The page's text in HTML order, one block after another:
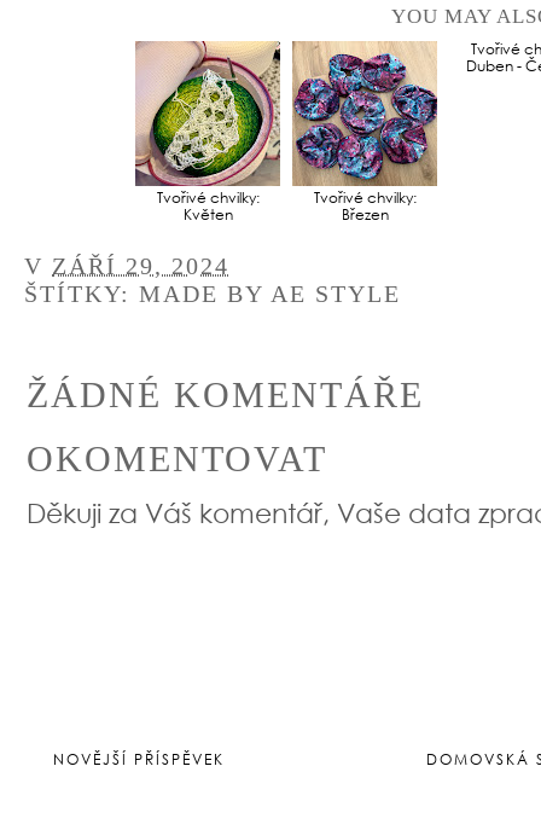
YOU MAY
Tvořivé chvilky:
Květen
Tvořivé chvilky:
Březen
V ZÁŘÍ 29, 2024
ŠTÍTKY: MADE BY AE STYLE
ŽÁDNÉ KOMENTÁŘE
OKOMENTOVAT
Děkuji za Váš komentář, Vaše data
NOVĚJŠÍ PŘÍSPĚVEK DOMOVSKÁ